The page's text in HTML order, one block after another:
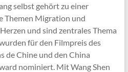
selbst gehört zu einer
Themen Migration und
und sind zentrales Thema
für den Filmpreis des
de Chine und den China
nominiert. Mit Wang Shen